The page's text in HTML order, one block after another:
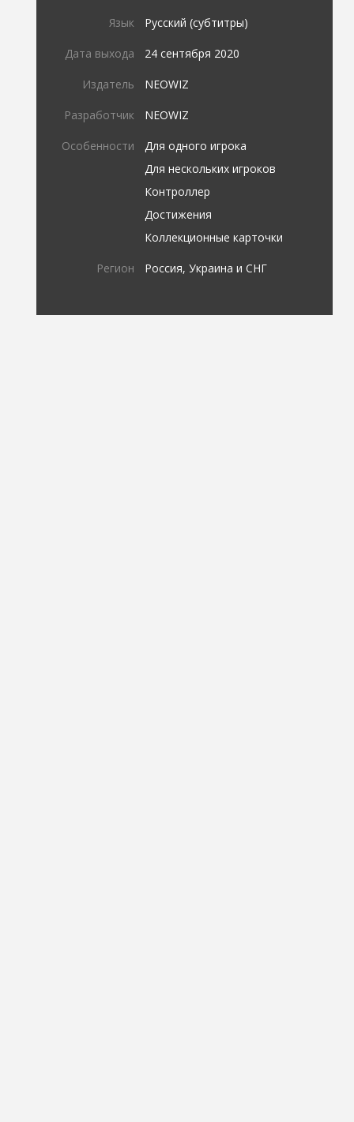
Язык Русский (субтитры)
Дата выхода 24 сентября 2020
Издатель NEOWIZ
Разработчик NEOWIZ
Особенности
Для одного игрока
Для нескольких игроков
Контроллер
Достижения
Коллекционные карточки
Регион Россия, Украина и СНГ